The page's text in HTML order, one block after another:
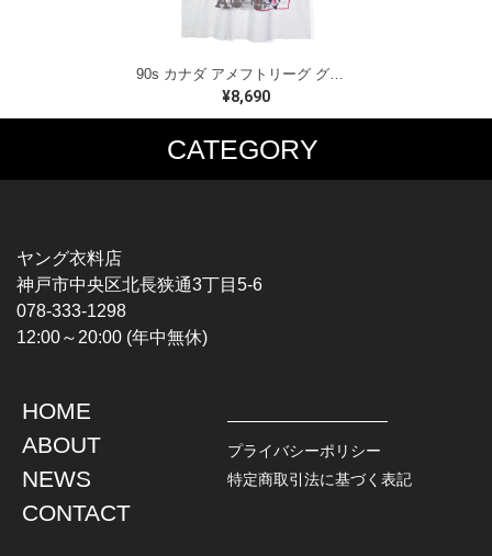
90s カナダ アメフトリーグ グレイカップ カナダ製 ヴィンテージ Tシャツ ビッグプリント シングルステッチ ホワイト WINNIPEG '91 サイズXL 古着 BZ0545
¥8,690
CATEGORY
MUSIC TEE
HARDCORE / PUNK
PROGLESSIVE ROCK
POPS
SOUL / R&B
T-SHIRTS
CHAMPION
TOPS
L / S SHIRT
S / S SHIRT
HAWAIIAN SHIRT
JACKET
DENIM
LEATHER
ヤング衣料店
神戸市中央区北長狭通3丁目5-6
078-333-1298
12:00～20:00 (年中無休)
HOME
ABOUT
NEWS
CONTACT
プライバシーポリシー
特定商取引法に基づく表記